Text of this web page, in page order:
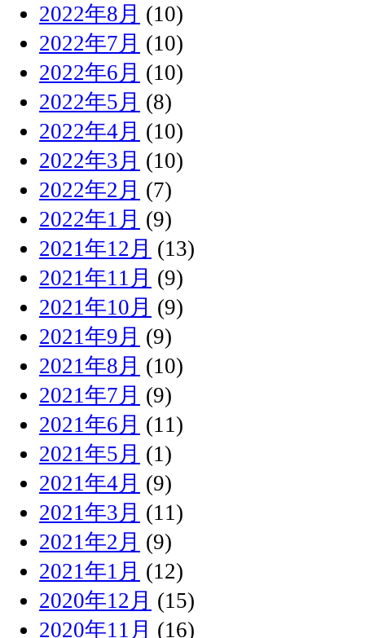
2022年8月 (10)
2022年7月 (10)
2022年6月 (10)
2022年5月 (8)
2022年4月 (10)
2022年3月 (10)
2022年2月 (7)
2022年1月 (9)
2021年12月 (13)
2021年11月 (9)
2021年10月 (9)
2021年9月 (9)
2021年8月 (10)
2021年7月 (9)
2021年6月 (11)
2021年5月 (1)
2021年4月 (9)
2021年3月 (11)
2021年2月 (9)
2021年1月 (12)
2020年12月 (15)
2020年11月 (16)